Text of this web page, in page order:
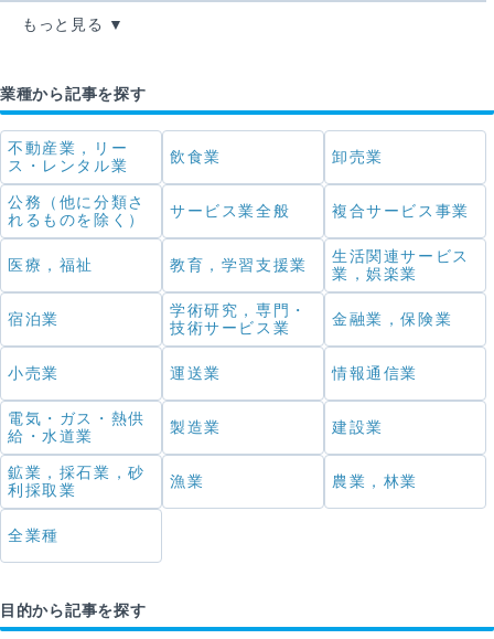
もっと見る
業種から記事を探す
不動産業，リー
ス・レンタル業
飲食業 卸売業
公務（他に分類さ
れるものを除く）
サービス業全般 複合サービス事業
医療，福祉 教育，学習支援業
生活関連サービス
業，娯楽業
宿泊業
学術研究，専門・
技術サービス業
金融業，保険業
小売業 運送業 情報通信業
電気・ガス・熱供
給・水道業
製造業 建設業
鉱業，採石業，砂
利採取業
漁業 農業，林業
全業種
目的から記事を探す